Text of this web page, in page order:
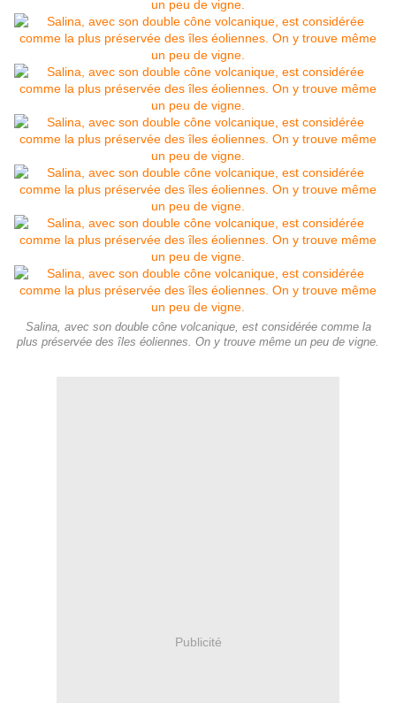
Salina, avec son double cône volcanique, est considérée comme la
plus préservée des îles éoliennes. On y trouve même un peu de vigne.
Publicité